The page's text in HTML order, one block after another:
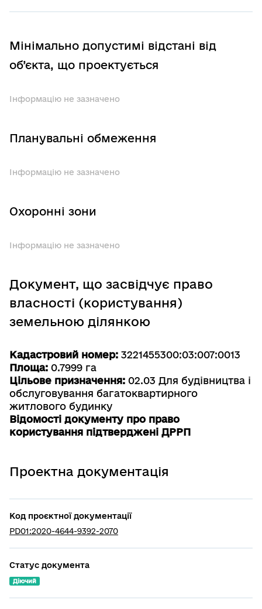
Мінімально допустимі відстані від
об’єкта, що проектується
Інформацію не зазначено
Планувальні обмеження
Інформацію не зазначено
Охоронні зони
Інформацію не зазначено
Документ, що засвідчує право
власності (користування)
земельною ділянкою
Кадастровий номер: 3221455300:03:007:0013
Площа: 0.7999 га
Цільове призначення: 02.03 Для будівництва і
обслуговування багатоквартирного
житлового будинку
Відомості документу про право
користування підтверджені ДРРП
Проектна документація
Код проєктної документації
PD01:2020-4644-9392-2070
Статус документа
Діючий